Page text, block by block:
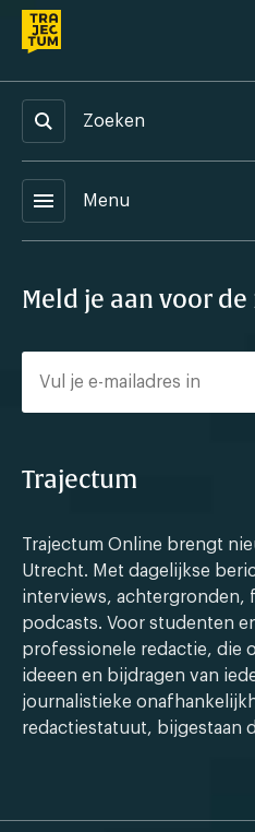
Zoeken
menu Menu
Meld je aan voor
Trajectum
Trajectum Online brengt
Utrecht. Met dagelijkse
interviews, achtergronden,
podcasts. Voor studenten
professionele redactie, die
ideeen en bijdragen van
journalistieke
redactiestatuut, bijgestaan